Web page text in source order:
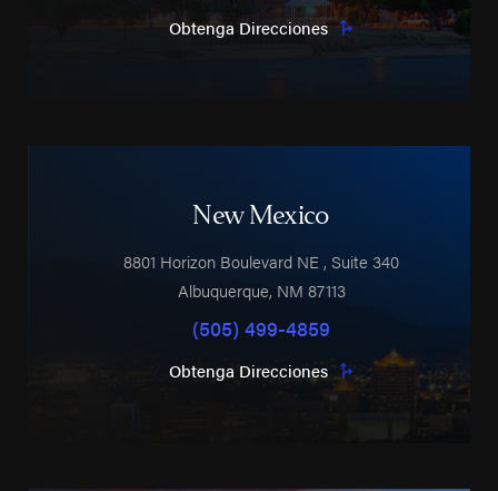
Obtenga Direcciones
New Mexico
8801 Horizon Boulevard NE , Suite 340
Albuquerque, NM 87113
(505) 499-4859
Obtenga Direcciones